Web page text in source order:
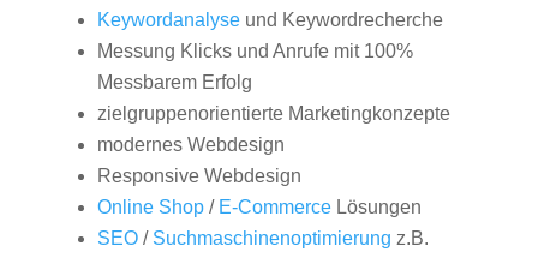
Keywordanalyseund Keywordrecherche
Messung Klicks und Anrufe mit 100%
Messbarem Erfolg
zielgruppenorientierte Marketingkonzepte
modernes Webdesign
Responsive Webdesign
Online Shop/ E-CommerceLösungen
SEO/ Suchmaschinenoptimierung z.B.